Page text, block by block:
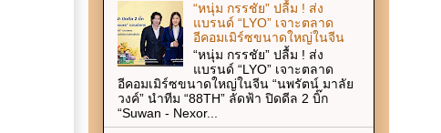
“หนุ่ม กรรชัย” ปลื้ม ! ส่ง
แบรนด์ “LYO” เจาะตลาด
อีคอมเมิร์ซขนาดใหญ่ในจีน
“หนุ่ม กรรชัย” ปลื้ม ! ส่ง
แบรนด์ “LYO” เจาะตลาด
อีคอมเมิร์ซขนาดใหญ่ในจีน “นพรัตน์ มาลัย
วงค์” นำทีม “88TH” ลัดฟ้า ปิดดีล 2 บิ๊ก
“Suwan - Nexor...